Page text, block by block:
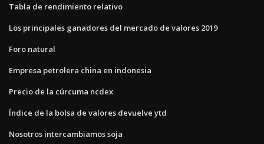
Tabla de rendimiento relativo
Los principales ganadores del mercado de valores 2019
Foro natural
Empresa petrolera china en indonesia
Precio de la cúrcuma ncdex
Índice de la bolsa de valores devuelve ytd
Nosotros intercambiamos soja